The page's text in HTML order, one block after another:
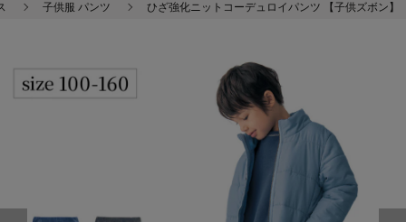
子供服 パンツ ひざ強化ニットコーデュロイパンツ 【子供ズボン】